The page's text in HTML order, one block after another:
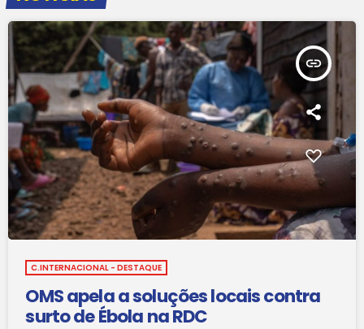
insert_link
C.INTERNACIONAL - DESTAQUE
OMS apela a soluções locais contra
surto de Ébola na RDC